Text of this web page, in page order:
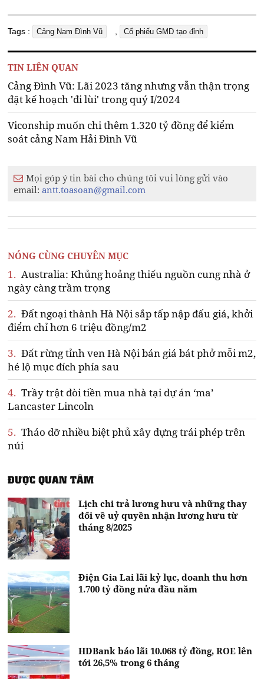
Tags : Cảng Nam Đình Vũ , Cổ phiếu GMD tạo đỉnh
TIN LIÊN QUAN
Cảng Đình Vũ: Lãi 2023 tăng nhưng vẫn thận trọng
đặt kế hoạch 'đi lùi' trong quý I/2024
Viconship muốn chi thêm 1.320 tỷ đồng để kiểm
soát cảng Nam Hải Đình Vũ
Mọi góp ý tin bài cho chúng tôi vui lòng gửi vào
email:antt.toasoan@gmail.com
NÓNG CÙNG CHUYÊN MỤC
1. Australia: Khủng hoảng thiếu nguồn cung nhà ở
ngày càng trầm trọng
2. Đất ngoại thành Hà Nội sắp tấp nập đấu giá, khởi
điểm chỉ hơn 6 triệu đồng/m2
3. Đất rừng tỉnh ven Hà Nội bán giá bát phở mỗi m2,
hé lộ mục đích phía sau
4. Trầy trật đòi tiền mua nhà tại dự án ‘ma’
Lancaster Lincoln
5. Tháo dỡ nhiều biệt phủ xây dựng trái phép trên
núi
ĐƯỢC QUAN TÂM
Lịch chi trả lương hưu và những thay
đổi về uỷ quyền nhận lương hưu từ
tháng 8/2025
Điện Gia Lai lãi kỷ lục, doanh thu hơn
1.700 tỷ đồng nửa đầu năm
HDBank báo lãi 10.068 tỷ đồng, ROE lên
tới 26,5% trong 6 tháng